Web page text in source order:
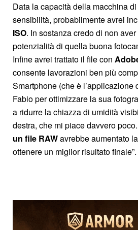
Data la capacità della macchina
sensibilità, probabilmente avrei
ISO. In sostanza credo di non
potenzialità di quella buona
Infine avrei trattato il file con
consente lavorazioni ben più
Smartphone (che è l’applicazione
Fabio per ottimizzare la sua
a ridurre la chiazza di umidità
destra, che mi piace davvero
un file RAWavrebbe aumentato
ottenere un miglior risultato finale”.